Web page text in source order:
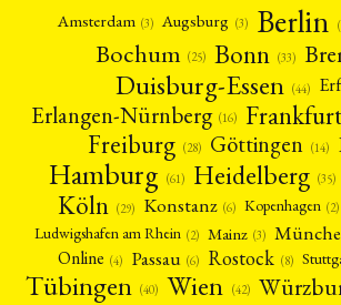
Amsterdam (3) Augsburg (3) Berlin
Bochum (25) Bonn (33)
Duisburg-Essen (44)
Erlangen-Nürnberg (16)
Freiburg (28) Göttingen (14)
Hamburg (61) Heidelberg (35)
Köln (29) Konstanz (6) Kopenhagen (2)
Ludwigshafen am Rhein (2) Mainz (3)
Online (4) Passau (6) Rostock (8)
Tübingen (40) Wien (42)